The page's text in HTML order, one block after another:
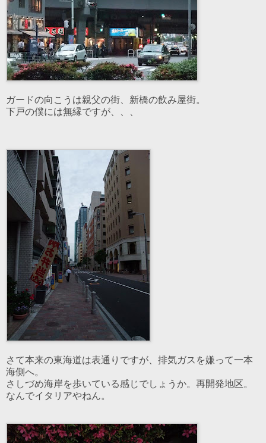
ガードの向こうは親父の街、新橋の飲み屋街。
下戸の僕には無縁ですが、、、
さて本来の東海道は表通りですが、排気ガスを嫌って一本
海側へ。
さしづめ海岸を歩いている感じでしょうか。再開発地区。
なんでイタリアやねん。